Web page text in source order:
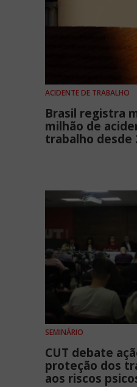
ACIDENTE DE TRABALHO
Brasil registra
milhão de
trabalho desde
SEMINÁRIO
CUT debate
proteção dos
aos riscos